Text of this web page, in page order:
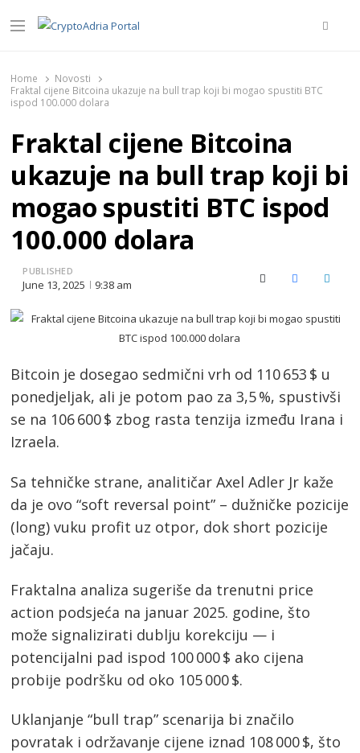
Menu
Home
Novosti
Fraktal cijene Bitcoina ukazuje na bull trap koji bi mogao spustiti BTC
ispod 100.000 dolara
Fraktal cijene Bitcoina
ukazuje na bull trap koji bi
mogao spustiti BTC ispod
100.000 dolara
PUBLISHED
June 13, 2025 9:38 am X (Twitter)Facebook
Bitcoin je dosegao sedmični vrh od 110 653 $ u
ponedjeljak, ali je potom pao za 3,5 %, spustivši
se na 106 600 $ zbog rasta tenzija između Irana i
Izraela.
Sa tehničke strane, analitičar Axel Adler Jr kaže
da je ovo “soft reversal point” – dužničke pozicije
(long) vuku profit uz otpor, dok short pozicije
jačaju.
Fraktalna analiza sugeriše da trenutni price
action podsjeća na januar 2025. godine, što
može signalizirati dublju korekciju — i
potencijalni pad ispod 100 000 $ ako cijena
probije podršku od oko 105 000 $.
Uklanjanje “bull trap” scenarija bi značilo
povratak i održavanje cijene iznad 108 000 $, što